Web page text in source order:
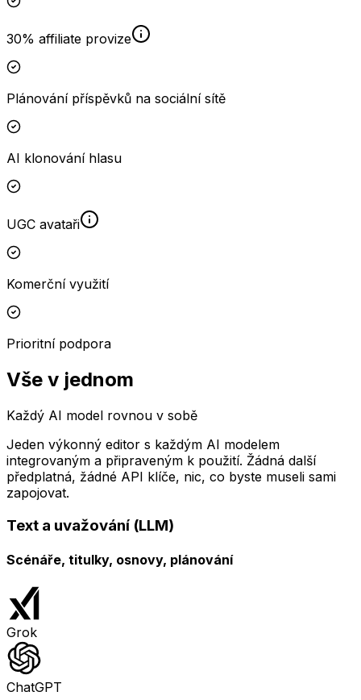
30% affiliate provize
Plánování příspěvků na sociální sítě
AI klonování hlasu
UGC avataři
Komerční využití
Prioritní podpora
Vše v jednom
Každý AI model rovnou v sobě
Jeden výkonný editor s každým AI modelem
integrovaným a připraveným k použití. Žádná další
předplatná, žádné API klíče, nic, co byste museli sami
zapojovat.
Text a uvažování (LLM)
Scénáře, titulky, osnovy, plánování
Grok
ChatGPT